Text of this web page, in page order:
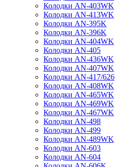
Колодки AN-403WK
Колодки AN-413WK
Колодки AN-395K
Колодки AN-396K
Колодки AN-404WK
Колодки AN-405
Колодки AN-436WK
Колодки AN-407WK
Колодки AN-417/626
Колодки AN-408WK
Колодки AN-465WK
Колодки AN-469WK
Колодки AN-467WK
Колодки AN-498
Колодки AN-499
Колодки AN-489WK
Колодки AN-603
Колодки AN-604